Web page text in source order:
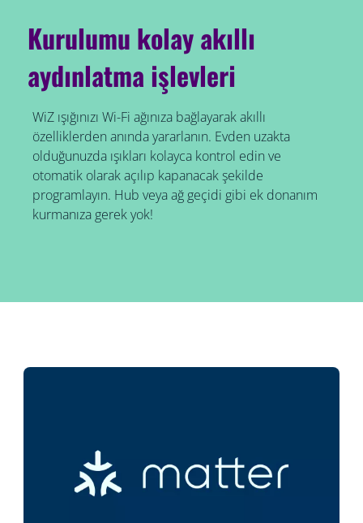
Kurulumu kolay akıllı
aydınlatma işlevleri
WiZ ışığınızı Wi-Fi ağınıza bağlayarak akıllı
özelliklerden anında yararlanın. Evden uzakta
olduğunuzda ışıkları kolayca kontrol edin ve
otomatik olarak açılıp kapanacak şekilde
programlayın. Hub veya ağ geçidi gibi ek donanım
kurmanıza gerek yok!